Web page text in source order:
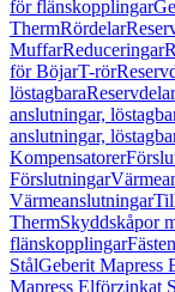
för flänskopplingar
ThermRördelar
MuffarReduceringar
för BöjarT-rör
löstagbara
anslutningar,
anslutningar,
Kompensatorer
Förslutningar
Värmeanslutningar
ThermSkyddskåpor
flänskopplingar
StålGeberit Mapress
Mapress Elförzinkat